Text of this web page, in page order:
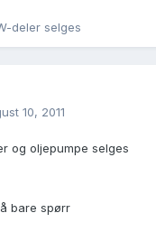
deler selges
10, 2011
og oljepumpe selges
bare spørr